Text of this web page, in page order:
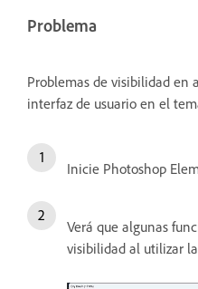
Problema
Problemas de visibilidad en
interfaz de usuario en el
Inicie Photoshop
Verá que algunas
visibilidad al utilizar